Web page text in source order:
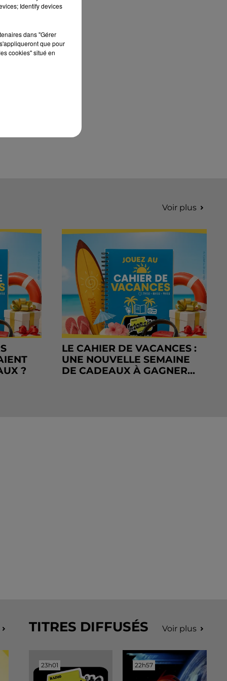
septembre 2026 au Château de Courtalain,
Voir plus
?
LE CAHIER DE VACANCES :
UNE NOUVELLE SEMAINE
DE CADEAUX À GAGNER...
TITRES DIFFUSÉS Voir plus
23h01
23h01 22h57
22h57
Identify devices
dans "Gérer
que pour
cookies" situé en